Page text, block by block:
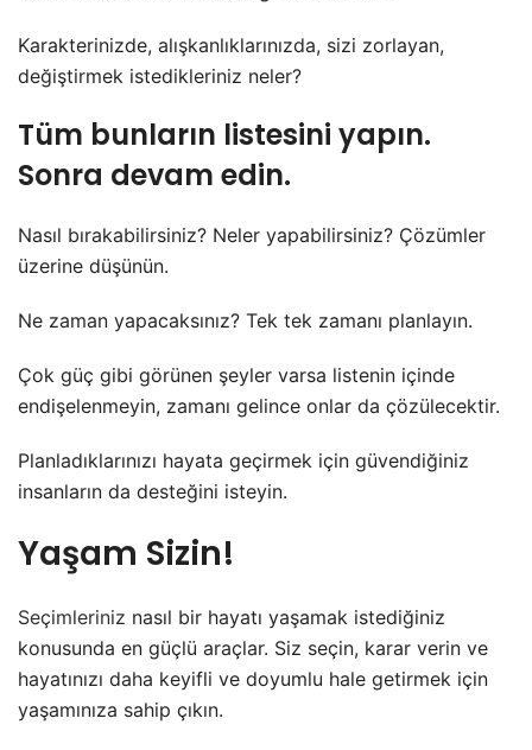
Karakterinizde, alışkanlıklarınızda, sizi zorlayan,
değiştirmek istedikleriniz neler?
Tüm bunların listesini yapın.
Sonra devam edin.
Nasıl bırakabilirsiniz? Neler yapabilirsiniz? Çözümler
üzerine düşünün.
Ne zaman yapacaksınız? Tek tek zamanı planlayın.
Çok güç gibi görünen şeyler varsa listenin içinde
endişelenmeyin, zamanı gelince onlar da çözülecektir.
Planladıklarınızı hayata geçirmek için güvendiğiniz
insanların da desteğini isteyin.
Yaşam Sizin!
Seçimleriniz nasıl bir hayatı yaşamak istediğiniz
konusunda en güçlü araçlar. Siz seçin, karar verin ve
hayatınızı daha keyifli ve doyumlu hale getirmek için
yaşamınıza sahip çıkın.